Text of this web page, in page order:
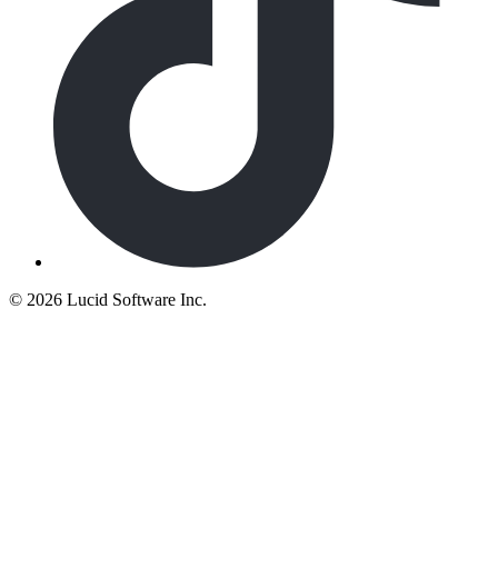
© 2026 Lucid Software Inc.